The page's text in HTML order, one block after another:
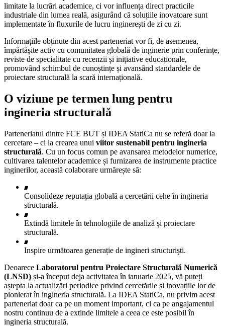
limitate la lucrări academice, ci vor influența direct practicile
industriale din lumea reală, asigurând că soluțiile inovatoare sunt
implementate în fluxurile de lucru inginerești de zi cu zi.
Informațiile obținute din acest parteneriat vor fi, de asemenea,
împărtășite activ cu comunitatea globală de inginerie prin conferințe,
reviste de specialitate cu recenzii și inițiative educaționale,
promovând schimbul de cunoștințe și avansând standardele de
proiectare structurală la scară internațională.
O viziune pe termen lung pentru
ingineria structurală
Parteneriatul dintre FCE BUT și IDEA StatiCa nu se referă doar la
cercetare – ci la crearea unui viitor sustenabil pentru ingineria
structurală. Cu un focus comun pe avansarea metodelor numerice,
cultivarea talentelor academice și furnizarea de instrumente practice
inginerilor, această colaborare urmărește să:
Consolideze reputația globală a cercetării cehe în ingineria
structurală.
Extindă limitele în tehnologiile de analiză și proiectare
structurală.
Inspire următoarea generație de ingineri structuriști.
Deoarece Laboratorul pentru Proiectare Structurală Numerică
(LNSD) și-a început deja activitatea în ianuarie 2025, vă puteți
aștepta la actualizări periodice privind cercetările și inovațiile lor de
pionierat în ingineria structurală. La IDEA StatiCa, nu privim acest
parteneriat doar ca pe un moment important, ci ca pe angajamentul
nostru continuu de a extinde limitele a ceea ce este posibil în
ingineria structurală.